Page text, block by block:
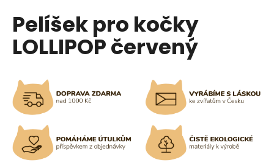
produktu
je
0,0
Pelíšek pro kočky
LOLLIPOP červený
HLEDAT
D
o
p
o
r
u